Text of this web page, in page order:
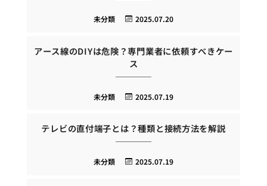
2025.07.20
未分類
アース線のDIYは危険？専門業者に依頼すべきケー
ス
2025.07.19
未分類
テレビの直付端子とは？種類と接続方法を解説
2025.07.19
未分類